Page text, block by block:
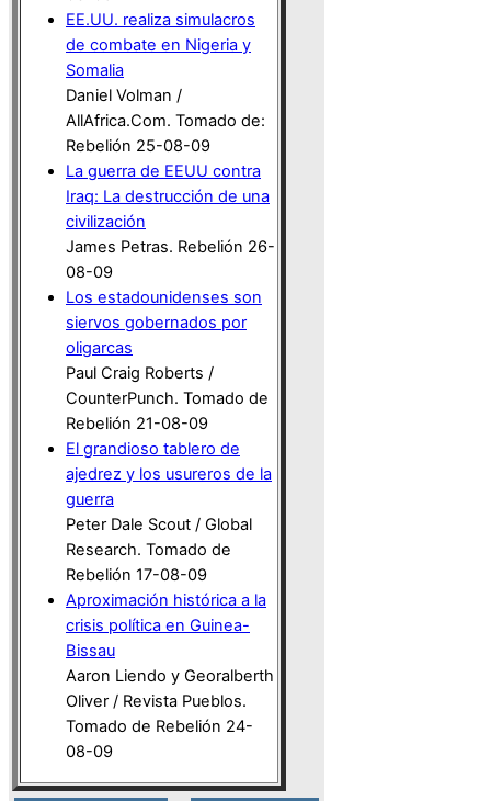
EE.UU. realiza simulacros
de combate en Nigeria y
Somalia
Daniel Volman /
AllAfrica.Com. Tomado de:
Rebelión 25-08-09
La guerra de EEUU contra
Iraq: La destrucción de una
civilización
James Petras. Rebelión 26-
08-09
Los estadounidenses son
siervos gobernados por
oligarcas
Paul Craig Roberts /
CounterPunch. Tomado de
Rebelión 21-08-09
El grandioso tablero de
ajedrez y los usureros de la
guerra
Peter Dale Scout / Global
Research. Tomado de
Rebelión 17-08-09
Aproximación histórica a la
crisis política en Guinea-
Bissau
Aaron Liendo y Georalberth
Oliver / Revista Pueblos.
Tomado de Rebelión 24-
08-09